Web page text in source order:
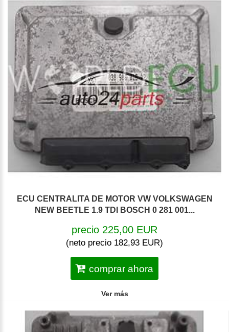
ECU CENTRALITA DE MOTOR VW VOLKSWAGEN
NEW BEETLE 1.9 TDI BOSCH 0 281 001...
precio 225,00 EUR
(neto precio 182,93 EUR)
comprar ahora
Ver más